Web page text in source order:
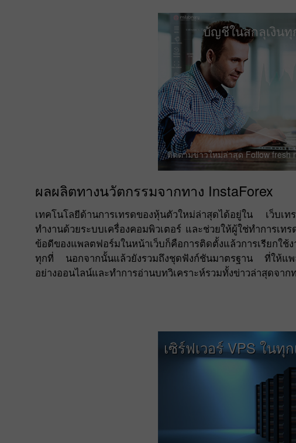
ติดตามข่าวใหม่ล่าสุด Follow fresh
บัญชีในสกลุเงินทุ
ผลผลิตทางนวัตกรรมจากทาง InstaForex
เทคโนโลยีด้านการเทรดของหุ้นตัวใหม่ล่าสุดได้อยู่ใน เว็บ
ทำงานด้วยระบบเครื่องคอมพิวเตอร์ และช่วยให้ผู้ใช่ทำการเ
ข้อดีของแพลตฟอร์มในหน้าเว็บก็คือการติดตั้งแล้วการเรียกใ
ทุกที่ นอกจากนั้นแล้วยังรวมถึงชุดฟังก์ชันมาตรฐาน ที่ให้แพล
อย่างออนไลน์และทำการอ่านบทวิเคราะห์รวมทั้งข่าวล่าสุดจาก
เซิร์ฟเวอร์ VPS ในทุ